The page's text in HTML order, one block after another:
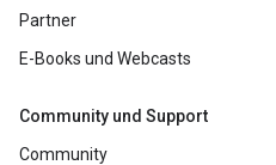
Partner
E-Books und Webcasts
Community und Support
Community